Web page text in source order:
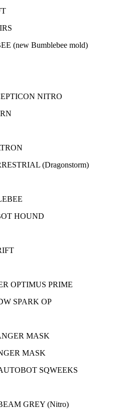
(new Bumblebee mold)
NITRO
(Dragonstorm)
HOUND
OPTIMUS PRIME
SPARK OP
MASK
MASK
SQWEEKS
GREY (Nitro)